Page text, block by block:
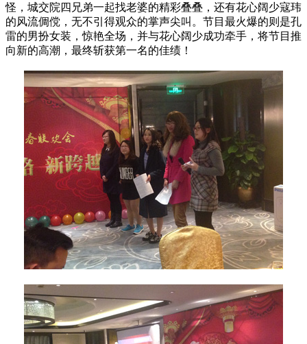
怪，城交院四兄弟一起找老婆的精彩叠叠，还有花心阔少寇玮
的风流倜傥，无不引得观众的掌声尖叫。节目最火爆的则是孔
雷的男扮女装，惊艳全场，并与花心阔少成功牵手，将节目推
向新的高潮，最终斩获第一名的佳绩！